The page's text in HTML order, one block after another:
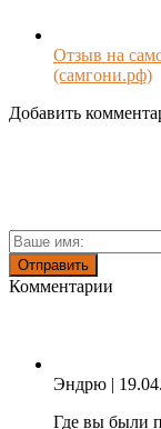
Отзыв на
(самгони.рф)
Добавить
Комментарии
Эндрю |
Где вы были